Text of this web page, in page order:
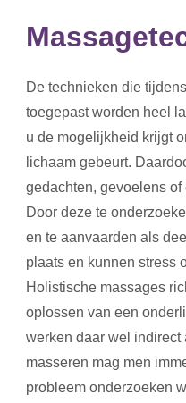
De technieken die
toegepast worden heel
u de mogelijkheid krijgt
lichaam gebeurt.
gedachten, gevoelens
Door deze te
en te aanvaarden als
plaats en kunnen stress
Holistische massages
oplossen van een
werken daar wel indirect
masseren mag men
probleem onderzoeken